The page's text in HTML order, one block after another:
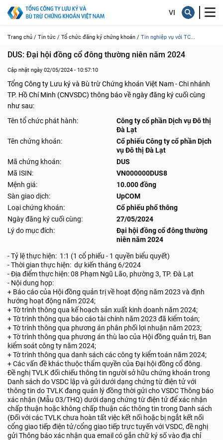
Trang chủ / Tin tức / Tổ chức đăng ký chứng khoán / Tin nghiệp vụ với TC...
DUS: Đại hội đồng cổ đông thường niên năm 2024
Cập nhật ngày 02/05/2024 - 10:57:10
Tổng Công ty Lưu ký và Bù trừ Chứng khoán Việt Nam - Chi nhánh
TP. Hồ Chí Minh (CNVSDC) thông báo về ngày đăng ký cuối cùng
như sau:
Tên tổ chức phát hành:
Công ty cổ phần Dịch vụ Đô thị
Đà Lạt
Tên chứng khoán:
Cổ phiếu Công ty cổ phần Dịch
vụ Đô thị Đà Lạt
Mã chứng khoán:
DUS
Mã ISIN:
VN000000DUS8
Mệnh giá:
10.000 đồng
Sàn giao dịch:
UpCOM
Loại chứng khoán:
Cổ phiếu phổ thông
Ngày đăng ký cuối cùng:
27/05/2024
Lý do mục đích:
Đại hội đồng cổ đông thường
niên năm 2024
- Tỷ lệ thực hiện: 1:1 (1 cổ phiếu - 1 quyền biểu quyết)
- Thời gian thực hiện: dự kiến tháng 6/2024
- Địa điểm thực hiện: 08 Phạm Ngũ Lão, phường 3, TP. Đà Lạt
- Nội dung họp:
+ Báo cáo của Hội đồng quản trị về hoạt động năm 2023 và định
hướng hoạt động năm 2024;
+ Tờ trình thông qua kế hoạch sản xuất kinh doanh năm 2024;
+ Tờ trình thông qua báo cáo tài chính năm 2023 đã kiểm toán;
+ Tờ trình thông qua phương án phân phối lợi nhuận năm 2023;
+ Tờ trình thông qua phương án thù lao của Hội đồng quản trị, Ban
kiểm soát công ty năm 2024;
+ Tờ trình thông qua danh sách các công ty kiểm toán năm 2024;
+ Các vấn đề khác thuộc thẩm quyền của Đại hội đồng cổ đông.
Đề nghị TVLK đối chiếu thông tin người sở hữu chứng khoán trong
Danh sách do VSDC lập và gửi dưới dạng chứng từ điện tử với
thông tin do TVLK đang quản lý đồng thời gửi cho VSDC Thông báo
xác nhận (Mẫu 03/THQ) dưới dạng chứng từ điện tử để xác nhận
chấp thuận hoặc không chấp thuận các thông tin trong Danh sách
(Đối với các TVLK chưa hoàn tất việc kết nối hoặc bị ngắt kết nối
cổng giao tiếp điện tử/cổng giao tiếp trực tuyến với VSDC, đề nghị
gửi Thông báo xác nhận qua email có gắn chữ ký số vào địa chỉ